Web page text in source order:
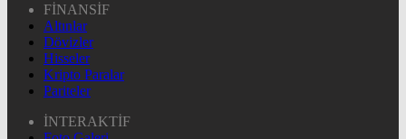
FİNANSİF
Altınlar
Dövizler
Hisseler
Kripto Paralar
Pariteler
İNTERAKTİF